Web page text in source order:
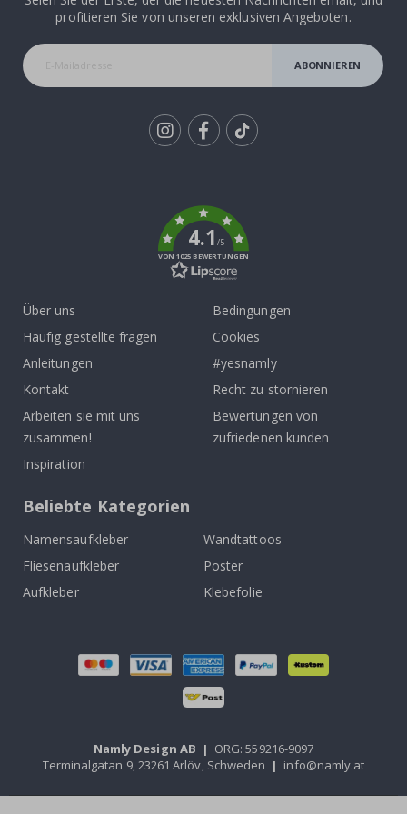
profitieren Sie von unseren exklusiven Angeboten.
ABONNIEREN
4.1/5
VON 1025 BEWERTUNGEN
Über uns
Häufig gestellte fragen
Anleitungen
Kontakt
Arbeiten sie mit uns
zusammen!
Inspiration
Bedingungen
Cookies
#yesnamly
Recht zu stornieren
Bewertungen von
zufriedenen kunden
Beliebte Kategorien
Namensaufkleber
Wandtattoos
Fliesenaufkleber
Poster
Aufkleber
Klebefolie
Namly Design AB | ORG: 559216-9097
Terminalgatan 9, 23261 Arlöv, Schweden | info@namly.at